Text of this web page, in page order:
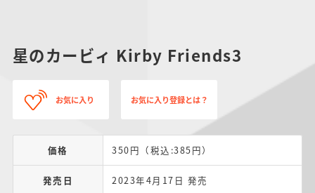
星のカービィ Kirby Friends3
お気に入り お気に入り登録とは？
価格 350円（税込:385円）
発売日 2023年4月17日 発売